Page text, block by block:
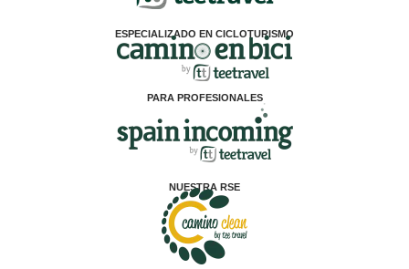
ESPECIALIZADO EN CICLOTURISMO
PARA PROFESIONALES
NUESTRA RSE